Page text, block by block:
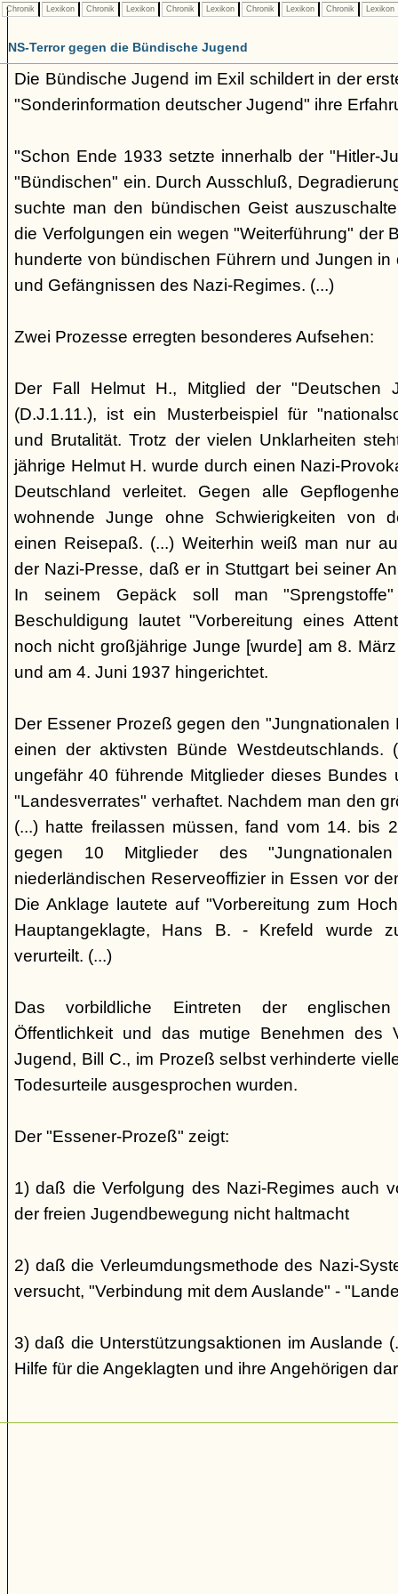
Chronik Lexikon Chronik Lexikon Chronik Lexikon Chronik Lexikon Chronik Lexikon
NS-Terror gegen die Bündische Jugend
Die Bündische Jugend im Exil schildert in der
"Sonderinformation deutscher Jugend" ihre
"Schon Ende 1933 setzte innerhalb der "Hitler-
"Bündischen" ein. Durch Ausschluß,
suchte man den bündischen Geist
die Verfolgungen ein wegen "Weiterführung" der
hunderte von bündischen Führern und Jungen
und Gefängnissen des Nazi-Regimes. (...)
Zwei Prozesse erregten besonderes Aufsehen:
Der Fall Helmut H., Mitglied der "Deutschen
(D.J.1.11.), ist ein Musterbeispiel für
und Brutalität. Trotz der vielen Unklarheiten
jährige Helmut H. wurde durch einen Nazi-
Deutschland verleitet. Gegen alle
wohnende Junge ohne Schwierigkeiten von
einen Reisepaß. (...) Weiterhin weiß man nur
der Nazi-Presse, daß er in Stuttgart bei seiner
In seinem Gepäck soll man
Beschuldigung lautet "Vorbereitung eines
noch nicht großjährige Junge [wurde] am 8.
und am 4. Juni 1937 hingerichtet.
Der Essener Prozeß gegen den "Jungnationalen
einen der aktivsten Bünde Westdeutschlands.
ungefähr 40 führende Mitglieder dieses Bundes
"Landesverrates" verhaftet. Nachdem man den
(...) hatte freilassen müssen, fand vom 14. bis
gegen 10 Mitglieder des
niederländischen Reserveoffizier in Essen vor
Die Anklage lautete auf "Vorbereitung zum
Hauptangeklagte, Hans B. - Krefeld wurde
verurteilt. (...)
Das vorbildliche Eintreten der
Öffentlichkeit und das mutige Benehmen des
Jugend, Bill C., im Prozeß selbst verhinderte
Todesurteile ausgesprochen wurden.
Der "Essener-Prozeß" zeigt:
1) daß die Verfolgung des Nazi-Regimes auch
der freien Jugendbewegung nicht haltmacht
2) daß die Verleumdungsmethode des Nazi-
versucht, "Verbindung mit dem Auslande" -
3) daß die Unterstützungsaktionen im Auslande
Hilfe für die Angeklagten und ihre Angehörigen